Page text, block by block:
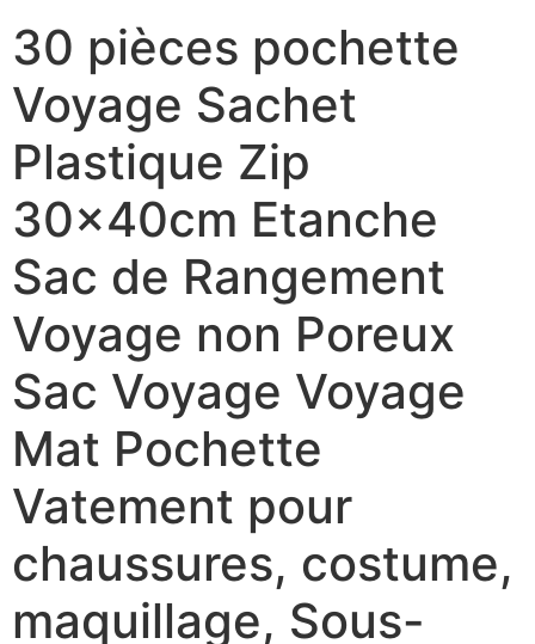
30 pièces pochette
Voyage Sachet
Plastique Zip
30x40cm Etanche
Sac de Rangement
Voyage non Poreux
Sac Voyage Voyage
Mat Pochette
Vatement pour
chaussures, costume,
maquillage, Sous-